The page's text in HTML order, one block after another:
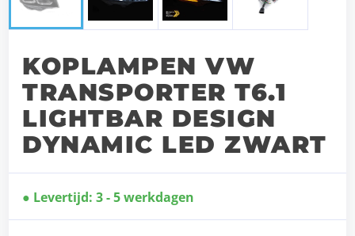
KOPLAMPEN VW
TRANSPORTER T6.1
LIGHTBAR DESIGN
DYNAMIC LED ZWART
Levertijd: 3 - 5 werkdagen